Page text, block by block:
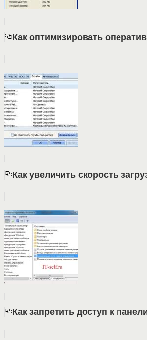
Как оптимизировать
Как увеличить скорость
Как запретить доступ к